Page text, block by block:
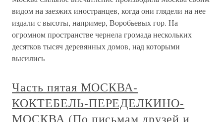
видом на заезжих иностранцев, когда они глядели на нее
издали с высоты, например, Воробьевых гор. На
огромном пространстве чернела громада нескольких
десятков тысяч деревянных домов, над которыми
высились
Часть пятая МОСКВА-
КОКТЕБЕЛЬ-ПЕРЕДЕЛКИНО-
МОСКВА (По письмам друзей и